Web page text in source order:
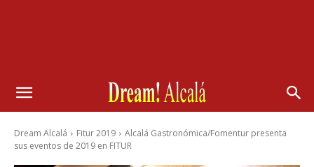
Dream Alcalá Fitur 2019
Alcalá Gastronómica/Fomentur presenta
sus eventos de 2019 en FITUR